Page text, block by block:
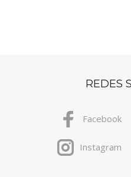
REDES
Facebook
Instagram